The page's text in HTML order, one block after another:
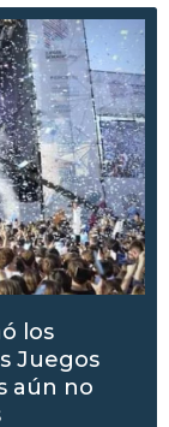
los
Juegos
aún no